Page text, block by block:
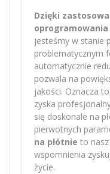
Dzięki
jesteśmy w stanie
problematycznym
automatycznie
pozwala na
jakości. Oznacza
zyska
się doskonale na
pierwotnych
na płótnie to
wspomnienia
życie.